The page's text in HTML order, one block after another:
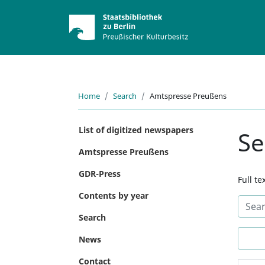
Home Search Amtspresse Preußens
List of digitized newspapers
Amtspresse Preußens
GDR-Press
Contents by year
Search
News
Contact
Full